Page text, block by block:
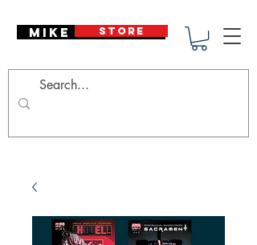
Mike Deodato
STORE